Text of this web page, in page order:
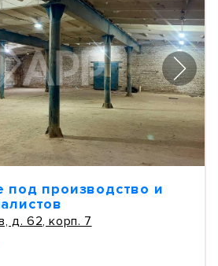
под производство и
д. 62, корп. 7